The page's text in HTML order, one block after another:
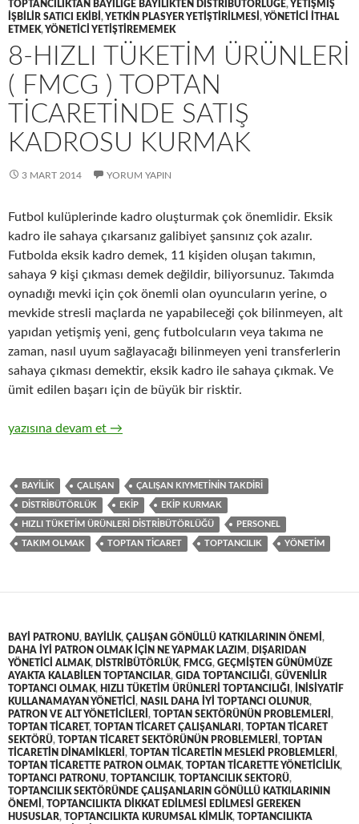
TOPTANCILIKTAN BAYILIĞE BAYILIKTEN DISTRIBÜTÖRLÜĞE,YETIŞMIŞ
IŞBILIR SATICI EKIBI ,YETKIN PLASYER YETIŞTIRILMESI ,YÖNETICI ITHAL
ETMEK,YÖNETICI YETIŞTIREMEMEK
8-HIZLI TÜKETIM ÜRÜNLERI
( FMCG ) TOPTAN
TICARETINDE SATIŞ
KADROSU KURMAK
3 MART 2014 YORUM YAPIN
Futbol kulüplerinde kadro oluşturmak çok önemlidir. Eksik
kadro ile sahaya çıkarsanız galibiyet şansınız çok azalır.
Futbolda eksik kadro demek, 11 kişiden oluşan takımın,
sahaya 9 kişi çıkması demek değildir, biliyorsunuz. Takımda
oynadığı mevki için çok önemli olan oyuncuların yerine, o
mevkide stresli maçlarda ne yapabileceği çok bilinmeyen, alt
yapıdan yetişmiş yeni, genç futbolcuların veya takıma ne
zaman, nasıl uyum sağlayacağı bilinmeyen yeni transferlerin
sahaya çıkması demektir, eksik kadro ile sahaya çıkmak. Ve
ümit edilen başarı için de büyük bir risktir.
8-Hızlı tüketim ürünleri ( FMCG ) toptan ticaretinde satış
yazısına devam et →
BAYILIK ÇALIŞAN ÇALIŞAN KIYMETININ TAKDIRI
DISTRIBÜTÖRLÜK EKIP EKIP KURMAK
HIZLI TÜKETIM ÜRÜNLERI DISTRIBÜTÖRLÜĞÜ PERSONEL
TAKIM OLMAK TOPTAN TICARET TOPTANCILIK YÖNETIM
BAYI PATRONU, BAYILIK, ÇALIŞAN GÖNÜLLÜ KATKILARININ ÖNEMI ,
DAHA IYI PATRON OLMAK IÇIN NE YAPMAK LAZIM , DIŞARIDAN
YÖNETICI ALMAK, DISTRIBÜTÖRLÜK, FMCG, GEÇMIŞTEN GÜNÜMÜZE
AYAKTA KALABILEN TOPTANCILAR, GIDA TOPTANCILIĞI , GÜVENILIR
TOPTANCI OLMAK, HIZLI TÜKETIM ÜRÜNLERI TOPTANCILIĞI ,
INISIYATIF
KULLANAMAYAN YÖNETICI , NASIL DAHA IYI TOPTANCI OLUNUR,
PATRON VE ALT YÖNETICILERI , TOPTAN SEKTÖRÜNÜN PROBLEMLERI ,
TOPTAN TICARET, TOPTAN TICARET ÇALIŞANLARI , TOPTAN TICARET
SEKTÖRÜ, TOPTAN TICARET SEKTÖRÜNÜN PROBLEMLERI , TOPTAN
TICARETIN DINAMIKLERI , TOPTAN TICARETIN MESLEKI PROBLEMLERI ,
TOPTAN TICARETTE PATRON OLMAK, TOPTAN TICARETTE YÖNETICILIK,
TOPTANCI PATRONU, TOPTANCILIK, TOPTANCILIK SEKTORÜ,
TOPTANCILIK SEKTÖRÜNDE ÇALIŞANLARIN GÖNÜLLÜ KATKILARININ
ÖNEMI , TOPTANCILIKTA DIKKAT EDILMESI EDILMESI GEREKEN
HUSUSLAR, TOPTANCILIKTA KURUMSAL KIMLIK, TOPTANCILIKTA